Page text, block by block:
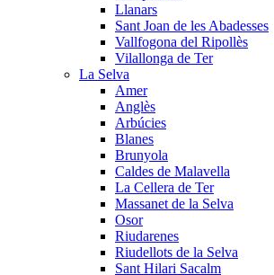
Llanars
Sant Joan de les Abadesses
Vallfogona del Ripollès
Vilallonga de Ter
La Selva
Amer
Anglès
Arbúcies
Blanes
Brunyola
Caldes de Malavella
La Cellera de Ter
Massanet de la Selva
Osor
Riudarenes
Riudellots de la Selva
Sant Hilari Sacalm